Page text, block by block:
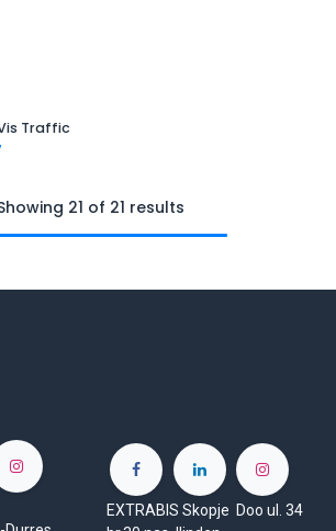
Traffic
21 of 21 results
EXTRABIS Skopje Doo ul. 34